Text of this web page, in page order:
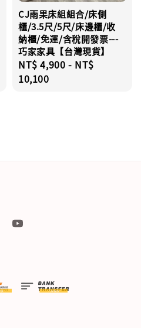
CJ雨果床組組合/床側
櫃/3.5尺/5尺/床邊櫃/收
納櫃/免運/含稅開發票---
巧家家具【台灣現貨】
Regular
price
NT$ 4,900 - NT$
10,100